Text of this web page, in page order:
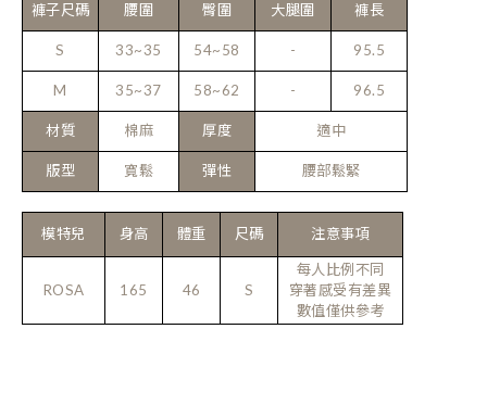
褲子尺碼 腰圍 臀圍 大腿圍 褲長
S 33~35 54~58 - 95.5
M 35~37 58~62 - 96.5
材質 棉麻 厚度 適中
版型 寬鬆 彈性 腰部鬆緊
模特兒 身高 體重 尺碼 注意事項
ROSA 165 46 S
每人比例不同
穿著感受有差異
數值僅供參考